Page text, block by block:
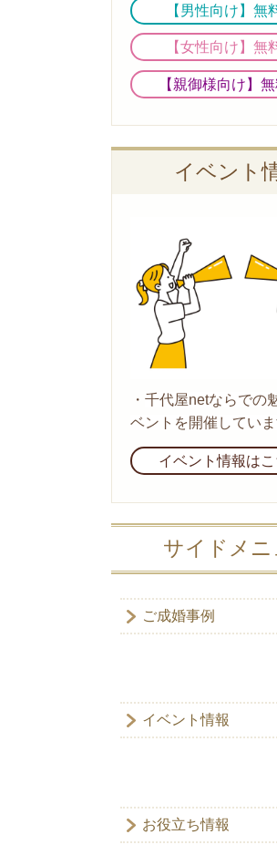
【男性向け】無
【女性向け】無
【親御様向け】
イベント
・ 千代屋netならでの
ベントを開催していま
イベント情報は
サイドメニ
ご成婚事例
イベント情報
お役立ち情報